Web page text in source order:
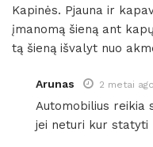
Kapinės. Pjauna ir
įmanomą šieną ant
tą šieną išvalyt nuo
Arunas 2 metai ago
Automobilius reikia
jei neturi kur statyti